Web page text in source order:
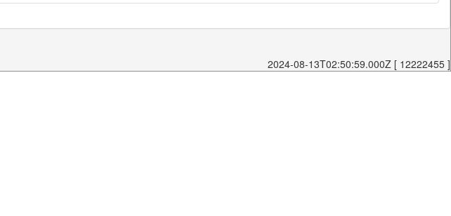
2024-08-13T02:50:59.000Z [ 12222455 ]